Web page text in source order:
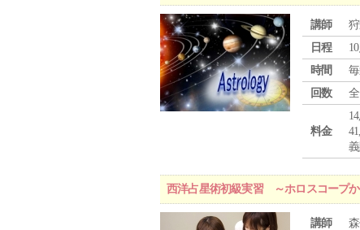
講師
日程
時間
回数
料金
西洋占星術初級実習 ～ホロスコープ
講師